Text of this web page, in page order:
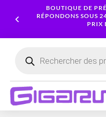
BOUTIQUE DE
RÉPONDONS SOUS
PRIX
produits
Ordinateurs
Portables
Processeur
Ecrans